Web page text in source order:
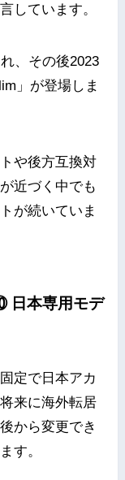
しています。
、その後2023
」が登場しま
や後方互換対
近づく中でも
が続いていま
日本専用モデ
定で日本アカ
来に海外転居
から変更でき
す。